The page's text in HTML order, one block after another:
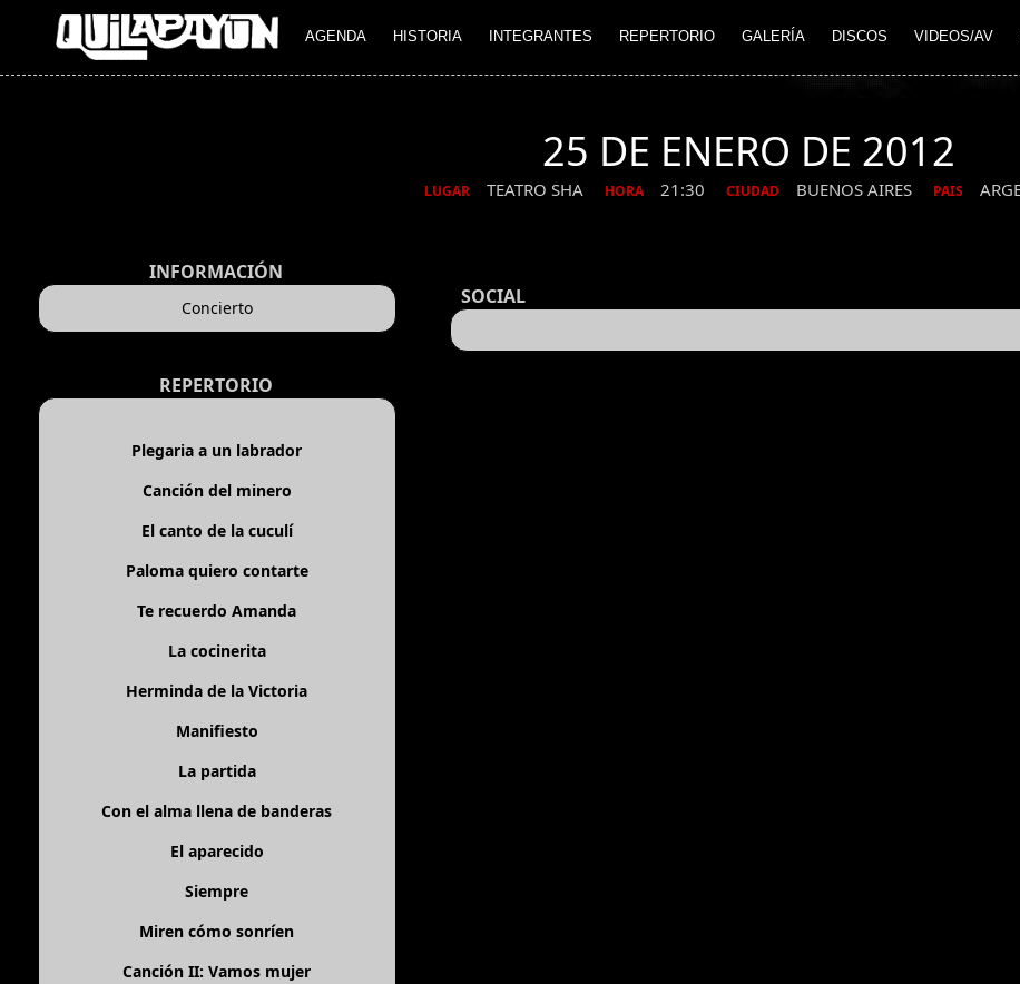
AGENDA HISTORIA INTEGRANTES REPERTORIO GALERÍA DISCOS VIDEOS/AV
25 DE ENERO DE 2012
LUGAR TEATRO SHA HORA 21:30 CIUDAD BUENOS AIRES PAIS
INFORMACIÓN
Concierto
REPERTORIO
Plegaria a un labrador
Canción del minero
El canto de la cuculí
Paloma quiero contarte
Te recuerdo Amanda
La cocinerita
Herminda de la Victoria
Manifiesto
La partida
Con el alma llena de banderas
El aparecido
Siempre
Miren cómo sonríen
Canción II: Vamos mujer
SOCIAL